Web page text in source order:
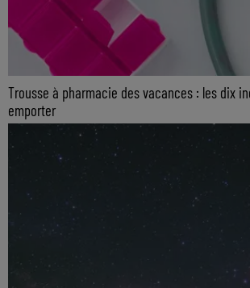
Trousse à pharmacie des vacances : les dix
emporter